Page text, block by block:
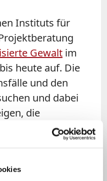
Instituts für
Gewalt im
heute auf. Die
und den
und dabei
die